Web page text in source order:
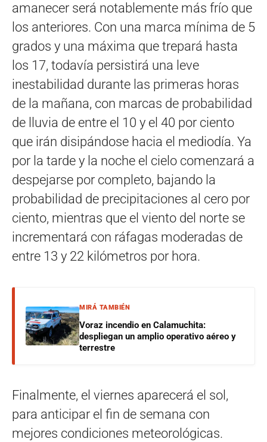
amanecer será notablemente más frío que
los anteriores. Con una marca mínima de 5
grados y una máxima que trepará hasta
los 17, todavía persistirá una leve
inestabilidad durante las primeras horas
de la mañana, con marcas de probabilidad
de lluvia de entre el 10 y el 40 por ciento
que irán disipándose hacia el mediodía. Ya
por la tarde y la noche el cielo comenzará a
despejarse por completo, bajando la
probabilidad de precipitaciones al cero por
ciento, mientras que el viento del norte se
incrementará con ráfagas moderadas de
entre 13 y 22 kilómetros por hora.
MIRÁ TAMBIÉN
Voraz incendio en Calamuchita:
despliegan un amplio operativo aéreo y
terrestre
Finalmente, el viernes aparecerá el sol,
para anticipar el fin de semana con
mejores condiciones meteorológicas.